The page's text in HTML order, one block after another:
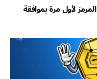
أطلقت شركة Aviva صندوق XRPL المرمز لأول مرة بموافقة